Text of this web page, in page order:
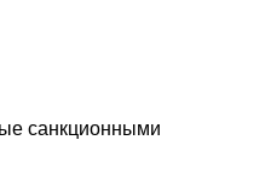
санкционными